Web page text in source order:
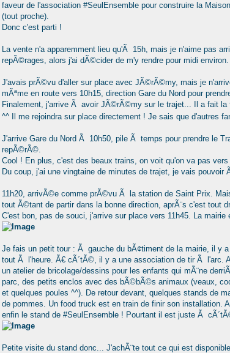
faveur de l'association #SeulEnsemble pour construire la
(tout proche).
Donc c'est parti !
La vente n'a apparemment lieu qu'Ã 15h, mais je n'aime pas
repÃ©rages, alors j'ai dÃ©cider de m'y rendre pour midi environ.
J'avais prÃ©vu d'aller sur place avec JÃ©rÃ©my, mais je
mÃªme en route vers 10h15, direction Gare du Nord pour
Finalement, j'arrive Ã avoir JÃ©rÃ©my sur le trajet... Il a fait la
^^ Il me rejoindra sur place directement ! Je sais que d'autres
J'arrive Gare du Nord Ã 10h50, pile Ã temps pour prendre le
repÃ©rÃ©.
Cool ! En plus, c'est des beaux trains, on voit qu'on va pas
Du coup, j'ai une vingtaine de minutes de trajet, je vais pouvoir
11h20, arrivÃ©e comme prÃ©vu Ã la station de Saint Prix.
tout Ã©tant de partir dans la bonne direction, aprÃ¨s c'est tout
C'est bon, pas de souci, j'arrive sur place vers 11h45. La mairie
Je fais un petit tour : Ã gauche du bÃ¢timent de la mairie, il y
tout Ã l'heure. Ã€ cÃ´tÃ©, il y a une association de tir Ã l'arc.
un atelier de bricolage/dessins pour les enfants qui mÃ¨ne
parc, des petits enclos avec des bÃ©bÃ©s animaux (veaux,
et quelques poules ^^). De retour devant, quelques stands de
de pommes. Un food truck est en train de finir son installation.
enfin le stand de #SeulEnsemble ! Pourtant il est juste Ã
Petite visite du stand donc... J'achÃ¨te tout ce qui est